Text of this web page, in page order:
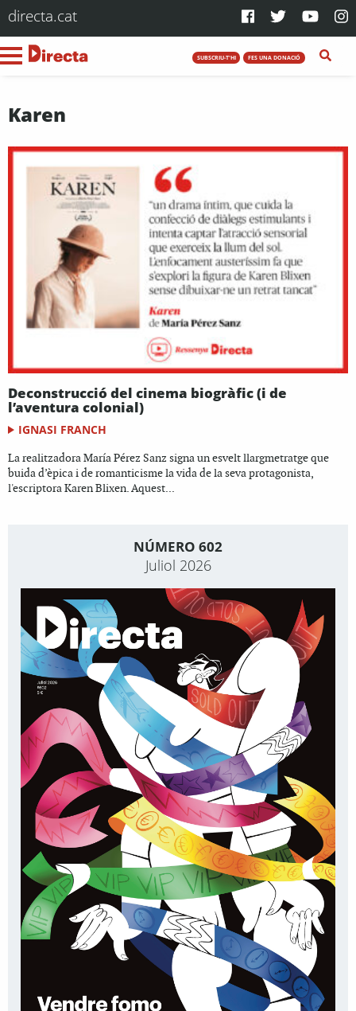
directa.cat
SUBSCRIU-T'HI FES UNA DONACIÓ
Karen
Deconstrucció del cinema biogràfic (i de
l’aventura colonial)
IGNASI FRANCH
La realitzadora María Pérez Sanz signa un esvelt llargmetratge que
buida d’èpica i de romanticisme la vida de la seva protagonista,
l'escriptora Karen Blixen. Aquest...
NÚMERO 602
Juliol 2026